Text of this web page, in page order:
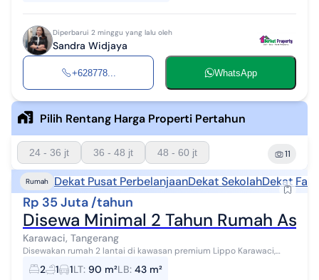
Diperbarui 2 minggu yang lalu oleh
Sandra Widjaya
+628778... WhatsApp
Pilih Rentang Harga Properti Pertahun
24 - 36 jt 36 - 48 jt 48 - 60 jt 11
Rumah Dekat Pusat PerbelanjaanDekat SekolahDekat
Rp 35 Juta /tahun
Disewa Minimal 2 Tahun Rumah
Karawaci, Tangerang
Disewakan rumah 2 lantai di kawasan premium Lippo Karawaci,
tepatnya di cluster Taman Ubud yang dikenal dengan suasana
hijau, asri, dan tenang. Hu...
2 1 1LT: 90 m²LB: 43 m²